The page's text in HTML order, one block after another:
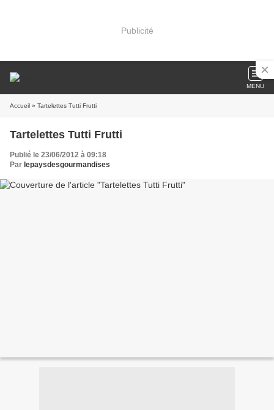
Publicité
MENU
Accueil » Tartelettes Tutti Frutti
Tartelettes Tutti Frutti
Publié le 23/06/2012 à 09:18
Par lepaysdesgourmandises